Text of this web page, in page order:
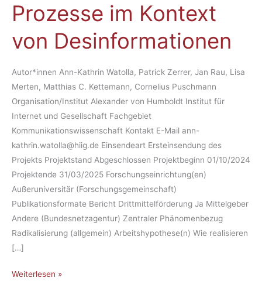
Prozesse im Kontext
von Desinformationen
Autor*innen Ann-Kathrin Watolla, Patrick Zerrer, Jan Rau, Lisa
Merten, Matthias C. Kettemann, Cornelius Puschmann
Organisation/Institut Alexander von Humboldt Institut für
Internet und Gesellschaft Fachgebiet
Kommunikationswissenschaft Kontakt E-Mail ann-
kathrin.watolla@hiig.de Einsendeart Ersteinsendung des
Projekts Projektstand Abgeschlossen Projektbeginn 01/10/2024
Projektende 31/03/2025 Forschungseinrichtung(en)
Außeruniversitär (Forschungsgemeinschaft)
Publikationsformate Bericht Drittmittelförderung Ja Mittelgeber
Andere (Bundesnetzagentur) Zentraler Phänomenbezug
Radikalisierung (allgemein) Arbeitshypothese(n) Wie realisieren
[…]
von
Weiterlesen »